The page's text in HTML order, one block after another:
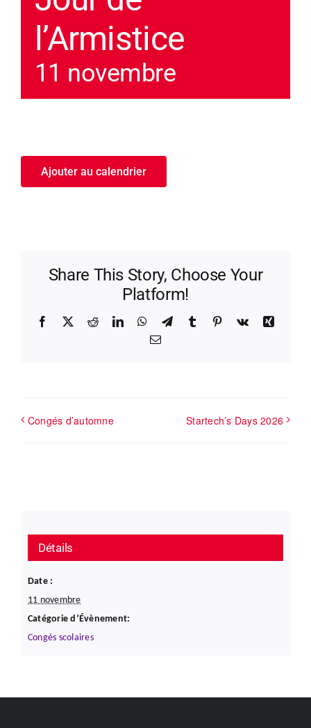
l’Armistice
11 novembre
Ajouter au calendrier
Share This Story, Choose Your
Platform!
Facebook
X RedditLinkedInWhatsApp
TelegramTumblr Pinterest
Vk
Xing
Email
Congés d’automne Startech’s Days 2026
Détails
Date :
11 novembre
Catégorie d’Évènement:
Congés scolaires